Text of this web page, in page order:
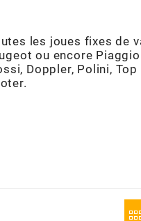
les joues fixes de
ou encore
Doppler, Polini,